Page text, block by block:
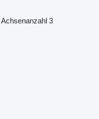
Achsenanzahl 3